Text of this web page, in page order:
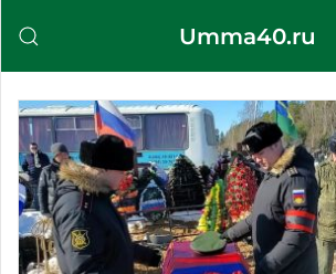
Umma40.ru